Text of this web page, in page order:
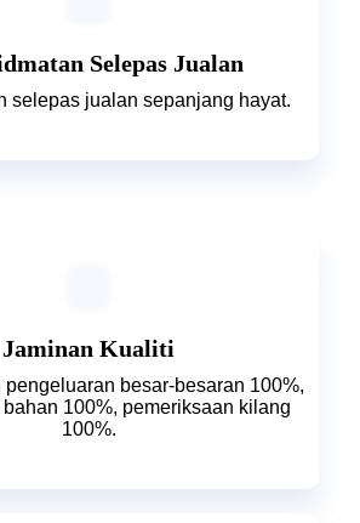
Selepas Jualan
selepas jualan sepanjang hayat.
Jaminan Kualiti
besar-besaran 100%,
100%, pemeriksaan kilang
100%.